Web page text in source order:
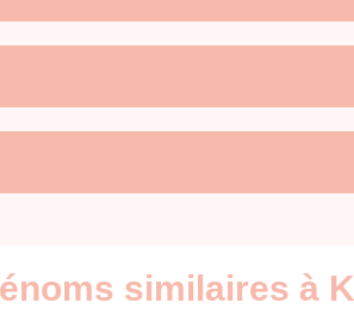
similaires à